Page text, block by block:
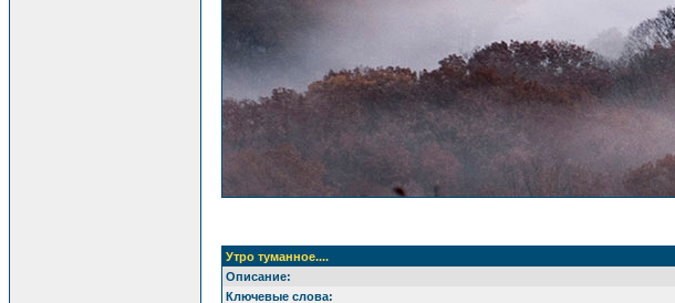
Утро туманное....
Описание:
Ключевые слова: